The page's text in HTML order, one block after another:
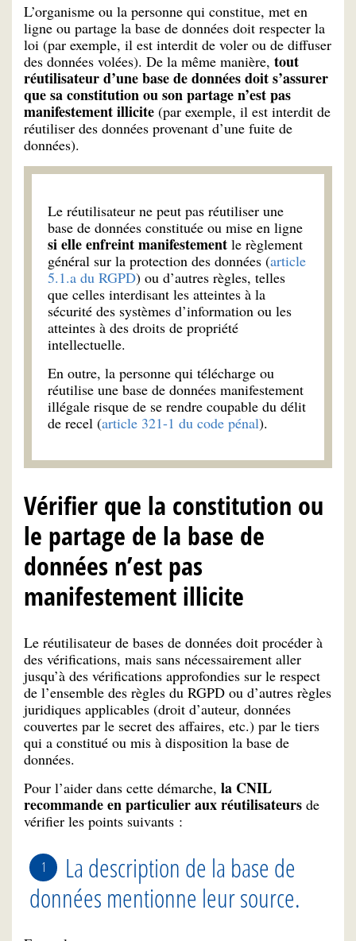
L’organisme ou la personne qui constitue, met en
ligne ou partage la base de données doit respecter la
loi (par exemple, il est interdit de voler ou de diffuser
des données volées). De la même manière, tout
réutilisateur d’une base de données doit s’assurer
que sa constitution ou son partage n’est pas
manifestement illicite (par exemple, il est interdit de
réutiliser des données provenant d’une fuite de
données).
Le réutilisateur ne peut pas réutiliser une
base de données constituée ou mise en ligne
si elle enfreint manifestement le règlement
général sur la protection des données (article
5.1.a du RGPD) ou d’autres règles, telles
que celles interdisant les atteintes à la
sécurité des systèmes d’information ou les
atteintes à des droits de propriété
intellectuelle.
En outre, la personne qui télécharge ou
réutilise une base de données manifestement
illégale risque de se rendre coupable du délit
de recel (article 321-1 du code pénal).
Vérifier que la constitution ou
le partage de la base de
données n’est pas
manifestement illicite
Le réutilisateur de bases de données doit procéder à
des vérifications, mais sans nécessairement aller
jusqu’à des vérifications approfondies sur le respect
de l’ensemble des règles du RGPD ou d’autres règles
juridiques applicables (droit d’auteur, données
couvertes par le secret des affaires, etc.) par le tiers
qui a constitué ou mis à disposition la base de
données.
Pour l’aider dans cette démarche, la CNIL
recommande en particulier aux réutilisateurs de
vérifier les points suivants :
La description de la base de
données mentionne leur source.